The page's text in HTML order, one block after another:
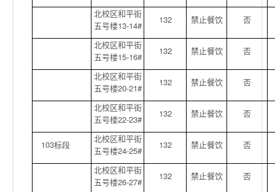
北校区和平街
五号楼13-14#
132 禁止餐饮 否
北校区和平街
五号楼15-16#
132 禁止餐饮 否
北校区和平街
五号楼20-21#
132 禁止餐饮 否
北校区和平街
五号楼22-23#
132 禁止餐饮 否
103标段
北校区和平街
五号楼24-25#
132 禁止餐饮 否
北校区和平街
五号楼26-27#
132 禁止餐饮 否